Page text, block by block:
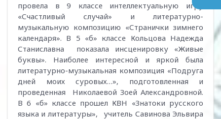
провела в 9 классе интеллектуальную игру
«Счастливый случай» и литературно-
музыкальную композицию «Странички зимнего
календаря». В 5 «б» классе Кольцова Надежда
Станиславна показала инсценировку «Живые
буквы». Наиболее интересной и яркой была
литературно-музыкальная композиция «Подруга
дней моих суровых…», подготовленная и
проведенная Николаевой Зоей Александровной.
В 6 «б» классе прошел КВН «Знатоки русского
языка и литературы», учитель Савинова Эльвира